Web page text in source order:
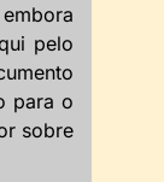
pelo
para o
sobre